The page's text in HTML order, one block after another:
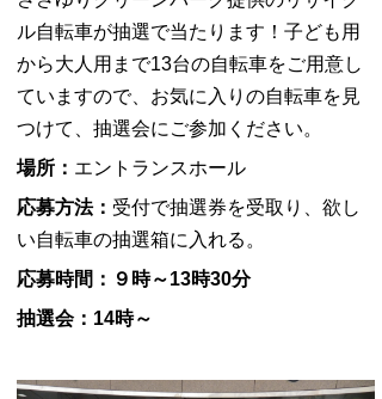
ル自転車が抽選で当たります！子ども用
から大人用まで13台の自転車をご用意し
ていますので、お気に入りの自転車を見
つけて、抽選会にご参加ください。
場所： エントランスホール
応募方法： 受付で抽選券を受取り、欲し
い自転車の抽選箱に入れる。
応募時間：９時～13時30分
抽選会：14時～